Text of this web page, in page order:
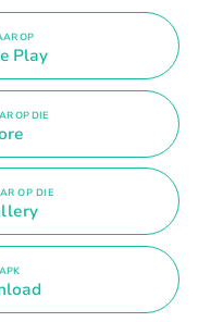
OP
Play
OP DIE
OP DIE